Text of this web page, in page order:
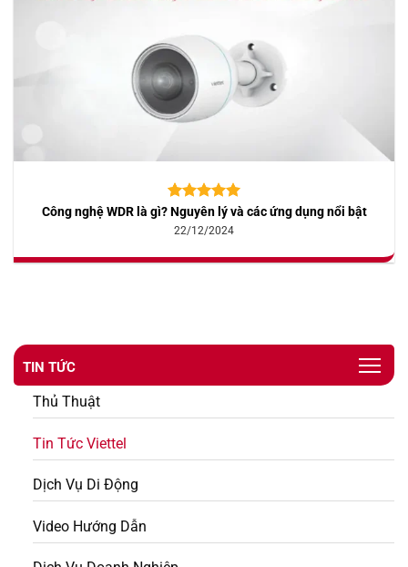
TIN TỨC
Thủ Thuật
Tin Tức Viettel
Dịch Vụ Di Động
Video Hướng Dẫn
5.00trên 5
dựa trên
10
Công nghệ WDR là gì? Nguyên lý và các ứng dụng nổi bật
22/12/2024